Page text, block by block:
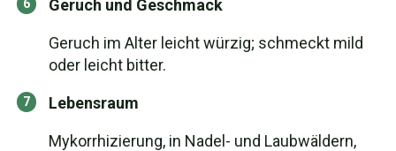
Geruch und Geschmack
Geruch im Alter leicht würzig; schmeckt mild
oder leicht bitter.
Lebensraum
Mykorrhizierung, in Nadel- und Laubwäldern,